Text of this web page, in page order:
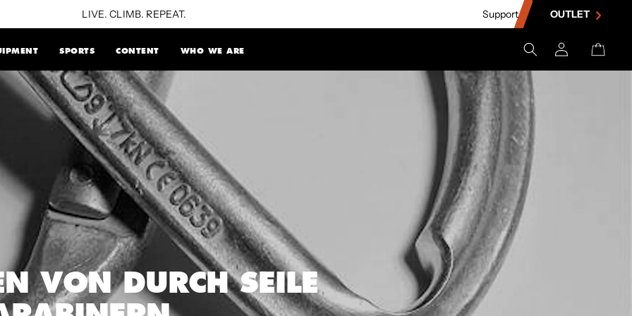
LIVE. CLIMB. REPEAT. Support OUTLET
SPORTS CONTENT WHO WE ARE Einloggen Warenkorb
VON DURCH SEILE